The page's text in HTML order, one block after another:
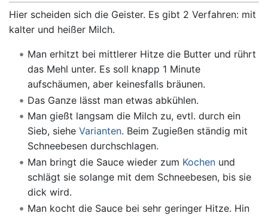
Hier scheiden sich die Geister. Es gibt 2 Verfahren: mit
kalter und heißer Milch.
Man erhitzt bei mittlerer Hitze die Butter und rührt
das Mehl unter. Es soll knapp 1 Minute
aufschäumen, aber keinesfalls bräunen.
Das Ganze lässt man etwas abkühlen.
Man gießt langsam die Milch zu, evtl. durch ein
Sieb, siehe Varianten. Beim Zugießen ständig mit
Schneebesen durchschlagen.
Man bringt die Sauce wieder zum Kochenund
schlägt sie solange mit dem Schneebesen, bis sie
dick wird.
Man kocht die Sauce bei sehr geringer Hitze. Hin